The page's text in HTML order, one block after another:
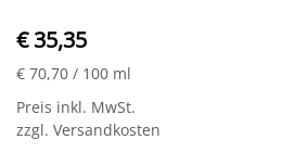
€ 35,35
€ 70,70 / 100 ml
Preis inkl. MwSt.
zzgl. Versandkosten